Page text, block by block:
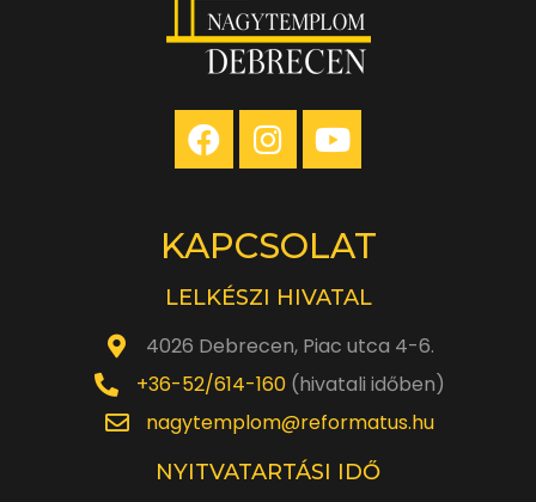
KAPCSOLAT
LELKÉSZI HIVATAL
4026 Debrecen, Piac utca 4-6.
+36-52/614-160(hivatali időben)
nagytemplom@reformatus.hu
NYITVATARTÁSI IDŐ